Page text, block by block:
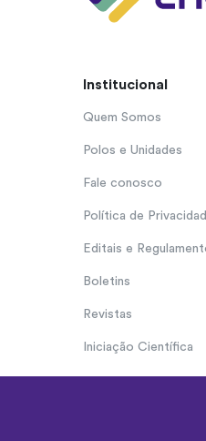
Institucional
Quem Somos
Polos e Unidades
Fale conosco
Política de
Editais e
Boletins
Revistas
Iniciação Científica